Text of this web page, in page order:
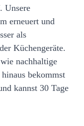
Unsere
erneuert und
als
Küchengeräte.
nachhaltige
bekommst
kannst 30 Tage